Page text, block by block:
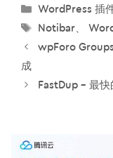
分
类
WordPress 插
标
Notibar
wpForo
成
FastDup – 最